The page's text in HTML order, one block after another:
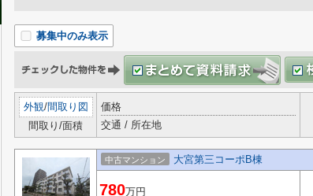
募集中のみ表示
外観/間取り図
間取り/面積
価格
交通 / 所在地
中古マンション 大宮第三コーポB棟
780万円